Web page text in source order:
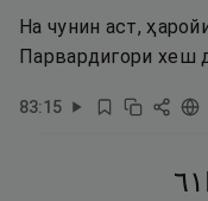
На чунин аст,
Парвардигори хеш
83:15
١٦